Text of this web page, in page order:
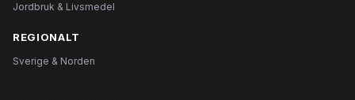
Jordbruk & Livsmedel
REGIONALT
Sverige & Norden